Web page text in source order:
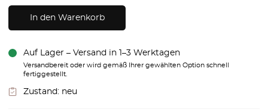
In den Warenkorb
Auf Lager – Versand in 1–3 Werktagen
Versandbereit oder wird gemäß Ihrer gewählten Option schnell
fertiggestellt.
Zustand: neu